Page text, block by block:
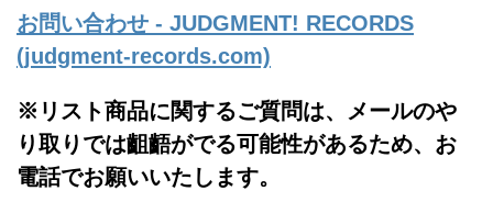
お問い合わせ - JUDGMENT! RECORDS
(judgment-records.com)
※リスト商品に関するご質問は、メールのや
り取りでは齟齬がでる可能性があるため、お
電話でお願いいたします。